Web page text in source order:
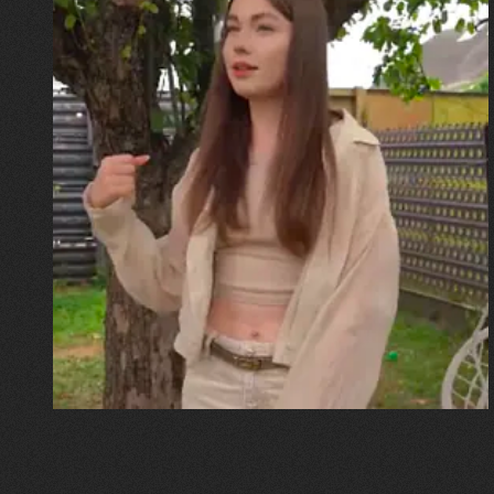
30.07.2026
Калина, Дарина та Віра Папроцькі
"Хвиля була, як від моря,
прозора і велика… Я ледве
встигла схопити племінницю"